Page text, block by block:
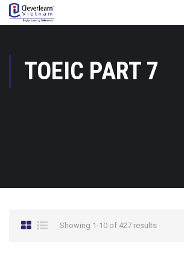
TOEIC PART 7
Showing 1-10 of 427 results